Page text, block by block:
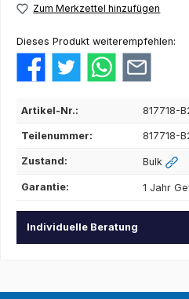
Zum Merkzettel hinzufügen
Dieses Produkt weiterempfehlen:
Artikel-Nr.: 817718-
Teilenummer: 817718-
Zustand: Bulk
Garantie: 1 Jahr
Individuelle Beratung